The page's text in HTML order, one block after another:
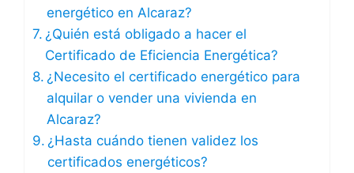
energético en Alcaraz?
¿Quién está obligado a hacer el
Certificado de Eficiencia Energética?
¿Necesito el certificado energético para
alquilar o vender una vivienda en
Alcaraz?
¿Hasta cuándo tienen validez los
certificados energéticos?